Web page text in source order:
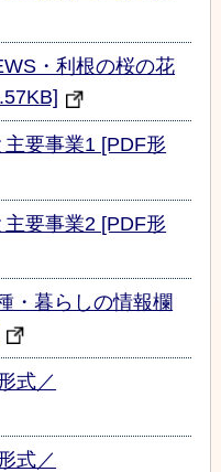
・利根の桜の花
要事業1 [PDF形
要事業2 [PDF形
・暮らしの情報欄
式／
式／